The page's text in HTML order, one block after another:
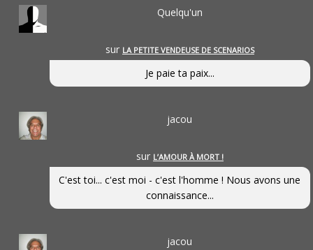
Quelqu'un
sur LA PETITE VENDEUSE DE SCENARIOS
Je paie ta paix...
jacou
sur L’AMOUR À MORT !
C'est toi... c'est moi - c'est l'homme ! Nous avons une
connaissance...
jacou